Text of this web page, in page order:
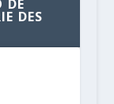
DE
DES